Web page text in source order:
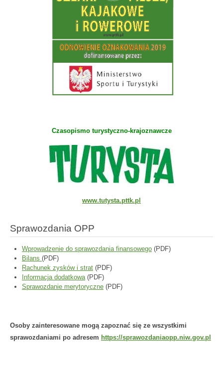
Czasopismo turystyczno-krajoznawcze
www.tutysta.pttk.pl
Sprawozdania OPP
Wprowadzenie do sprawozdania finansowego (PDF)
Bilans (PDF)
Rachunek zysków i strat (PDF)
Informacja dodatkowa (PDF)
Sprawozdanie merytoryczne (PDF)
Osoby zainteresowane mogą zapoznać się ze wszystkimi
sprawozdaniami po adresem https://sprawozdaniaopp.niw.gov.pl